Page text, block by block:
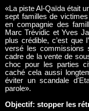
«La piste Al-Qaïda était
sept familles de
en compagnie des
Marc Trévidic et Yves
plus crédible, c’est que
versé les commissions
cadre de la vente de
choc pour les parties
caché cela aussi
éviter un scandale
parole».
Objectif: stopper les